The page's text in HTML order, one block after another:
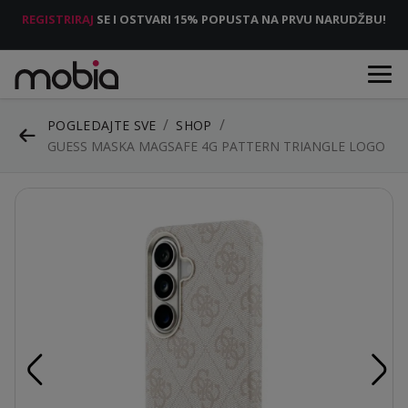
REGISTRIRAJ SE I OSTVARI 15% POPUSTA NA PRVU NARUDŽBU!
POGLEDAJTE SVE
SHOP
GUESS MASKA MAGSAFE 4G PATTERN TRIANGLE LOGO